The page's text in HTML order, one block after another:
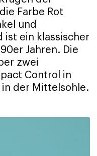
Farbe Rot
und
ist ein klassischer
Jahren. Die
zwei
Control in
in der Mittelsohle.